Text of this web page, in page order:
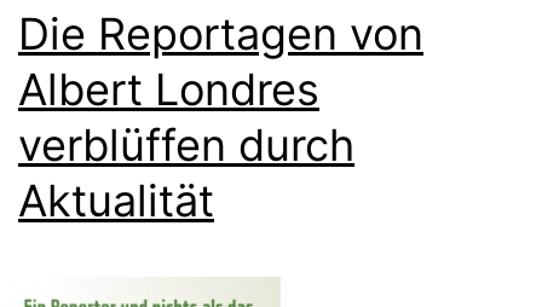
Die Reportagen von
Albert Londres
verblüffen durch
Aktualität